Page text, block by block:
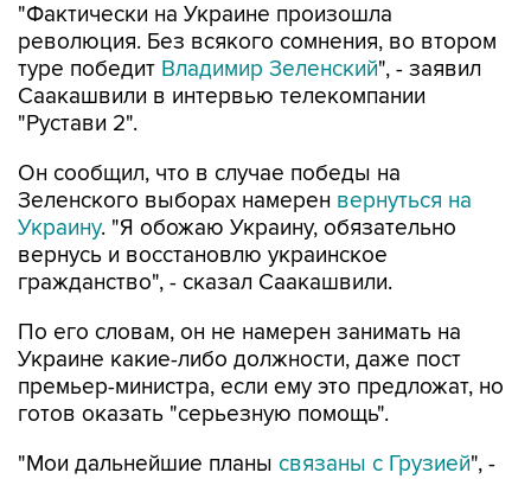
"Фактически на Украине произошла
революция. Без всякого сомнения, во втором
туре победит Владимир Зеленский", - заявил
Саакашвили в интервью телекомпании
"Рустави 2".
Он сообщил, что в случае победы на
Зеленского выборах намерен вернуться на
Украину. "Я обожаю Украину, обязательно
вернусь и восстановлю украинское
гражданство", - сказал Саакашвили.
По его словам, он не намерен занимать на
Украине какие-либо должности, даже пост
премьер-министра, если ему это предложат, но
готов оказать "серьезную помощь".
"Мои дальнейшие планы связаны с Грузией", -